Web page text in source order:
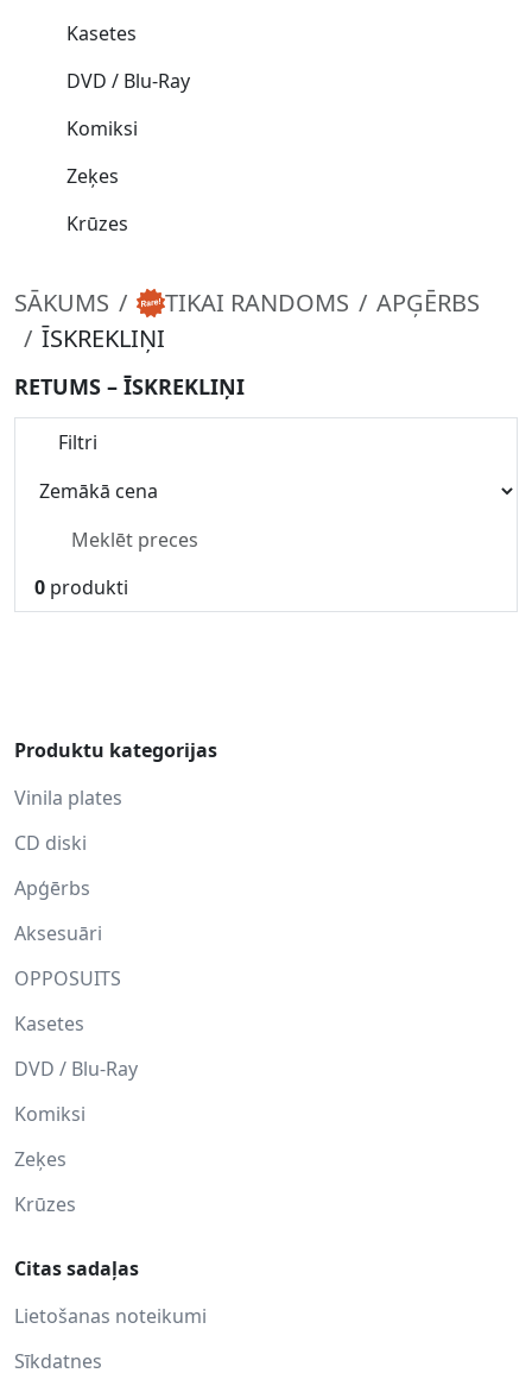
Kasetes
DVD / Blu-Ray
Komiksi
Zeķes
Krūzes
SĀKUMS TIKAI RANDOMS
APĢĒRBS
ĪSKREKLIŅI
RETUMS – ĪSKREKLIŅI
0 produkti
Filtri
Produktu kategorijas
Vinila plates
CD diski
Apģērbs
Aksesuāri
OPPOSUITS
Kasetes
DVD / Blu-Ray
Komiksi
Zeķes
Krūzes
Citas sadaļas
Lietošanas noteikumi
Sīkdatnes